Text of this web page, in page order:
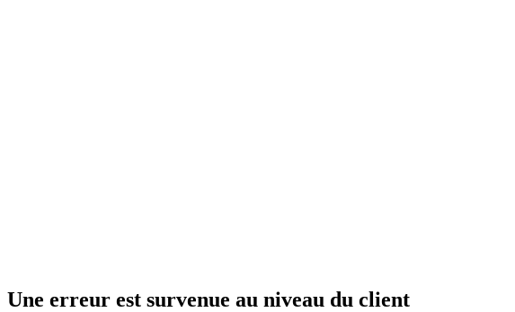
Une erreur est survenue au niveau du client